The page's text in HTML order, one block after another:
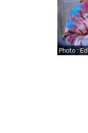
Photo :